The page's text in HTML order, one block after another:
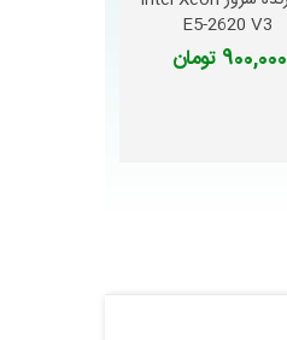
E5-2620 V3
900,000 تومان